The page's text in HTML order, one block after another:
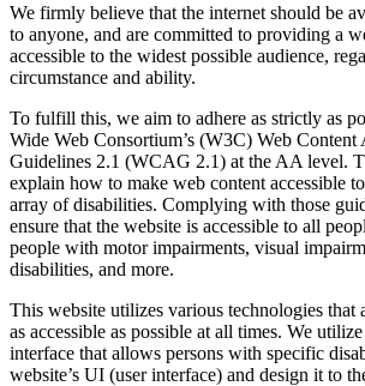
We firmly believe that the internet should be
to anyone, and are committed to providing a
accessible to the widest possible audience,
circumstance and ability.
To fulfill this, we aim to adhere as strictly as
Wide Web Consortium’s (W3C) Web Content
Guidelines 2.1 (WCAG 2.1) at the AA level.
explain how to make web content accessible
array of disabilities. Complying with those
ensure that the website is accessible to all
people with motor impairments, visual
disabilities, and more.
This website utilizes various technologies that
as accessible as possible at all times. We
interface that allows persons with specific
website’s UI (user interface) and design it to